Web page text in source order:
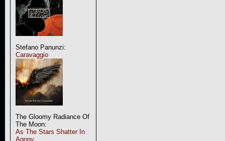
Stefano Panunzi:
Caravaggio
The Gloomy Radiance Of
The Moon:
As The Stars Shatter In
Agony